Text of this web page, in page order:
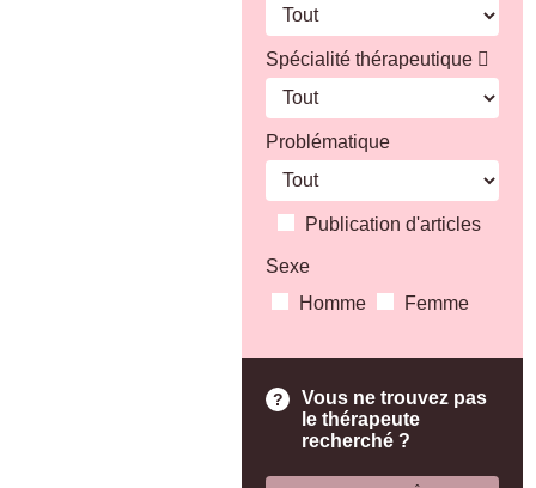
Spécialité thérapeutique
Problématique
Publication d'articles
Sexe
Homme
Femme
Vous ne trouvez pas
le thérapeute
recherché ?